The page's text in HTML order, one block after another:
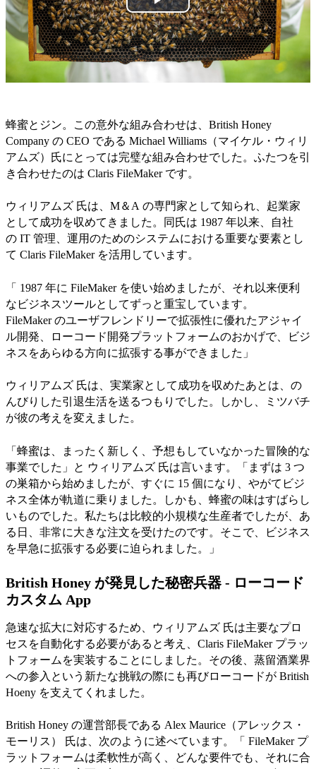
Play
Video
蜂蜜とジン。この意外な組み合わせは、British Honey
Company の CEO である Michael Williams（マイケル・ウィリ
アムズ）氏にとっては完璧な組み合わせでした。ふたつを引
き合わせたのは Claris FileMaker です。
ウィリアムズ 氏は、M＆A の専門家として知られ、起業家
として成功を収めてきました。同氏は 1987 年以来、自社
の IT 管理、運用のためのシステムにおける重要な要素とし
て Claris FileMaker を活用しています。
「 1987 年に FileMaker を使い始めましたが、それ以来便利
なビジネスツールとしてずっと重宝しています。
FileMaker のユーザフレンドリーで拡張性に優れたアジャイ
ル開発、ローコード開発プラットフォームのおかげで、ビジ
ネスをあらゆる方向に拡張する事ができました」
ウィリアムズ 氏は、実業家として成功を収めたあとは、の
んびりした引退生活を送るつもりでした。しかし、ミツバチ
が彼の考えを変えました。
「蜂蜜は、まったく新しく、予想もしていなかった冒険的な
事業でした」と ウィリアムズ 氏は言います。「まずは 3 つ
の巣箱から始めましたが、すぐに 15 個になり、やがてビジ
ネス全体が軌道に乗りました。しかも、蜂蜜の味はすばらし
いものでした。私たちは比較的小規模な生産者でしたが、あ
る日、非常に大きな注文を受けたのです。そこで、ビジネス
を早急に拡張する必要に迫られました。」
British Honey が発見した秘密兵器 - ローコード
カスタム App
急速な拡大に対応するため、ウィリアムズ 氏は主要なプロ
セスを自動化する必要があると考え、Claris FileMaker プラッ
トフォームを実装することにしました。その後、蒸留酒業界
への参入という新たな挑戦の際にも再びローコードが British
Hoeny を支えてくれました。
British Honey の運営部長である Alex Maurice（アレックス・
モーリス） 氏は、次のように述べています。「 FileMaker プ
ラットフォームは柔軟性が高く、どんな要件でも、それに合